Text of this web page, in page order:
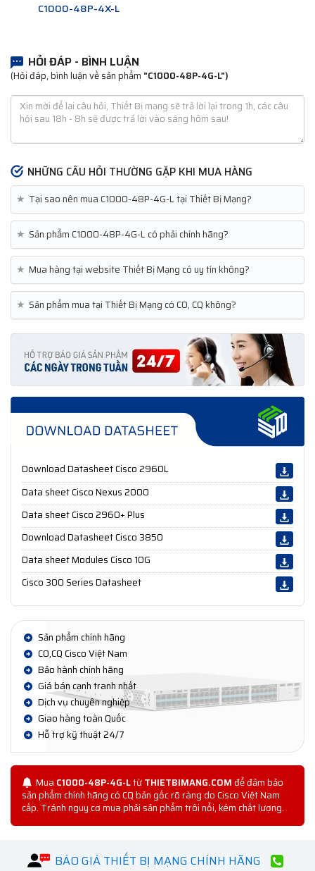
C1000-48P-4X-L
HỎI ĐÁP - BÌNH LUẬN
(Hỏi đáp, bình luận về sản phẩm "C1000-48P-4G-L")
NHỮNG CÂU HỎI THƯỜNG GẶP KHI MUA HÀNG
★ Tại sao nên mua C1000-48P-4G-L tại Thiết Bị Mạng?
★ Sản phẩm C1000-48P-4G-L có phải chính hãng?
★ Mua hàng tại website Thiết Bị Mạng có uy tín không?
★ Sản phẩm mua tại Thiết Bị Mạng có CO, CQ không?
Download Datasheet Cisco 2960L
Data sheet Cisco Nexus 2000
Data sheet Cisco 2960+ Plus
Download Datasheet Cisco 3850
Data sheet Modules Cisco 10G
Cisco 300 Series Datasheet
Sản phẩm chính hãng
CO,CQ Cisco Việt Nam
Bảo hành chính hãng
Giá bán cạnh tranh nhất
Dịch vụ chuyên nghiệp
Giao hàng toàn Quốc
Hỗ trợ kỹ thuật 24/7
Mua C1000-48P-4G-LtừTHIETBIMANG.COMđể đảm bảo
sản phẩm chính hãng có CQ bản gốc rõ ràng do Cisco Việt Nam
cấp. Tránh nguy cơ mua phải sản phẩm trôi nổi, kém chất lượng.
BÁO GIÁ THIẾT BỊ MẠNG CHÍNH HÃNG